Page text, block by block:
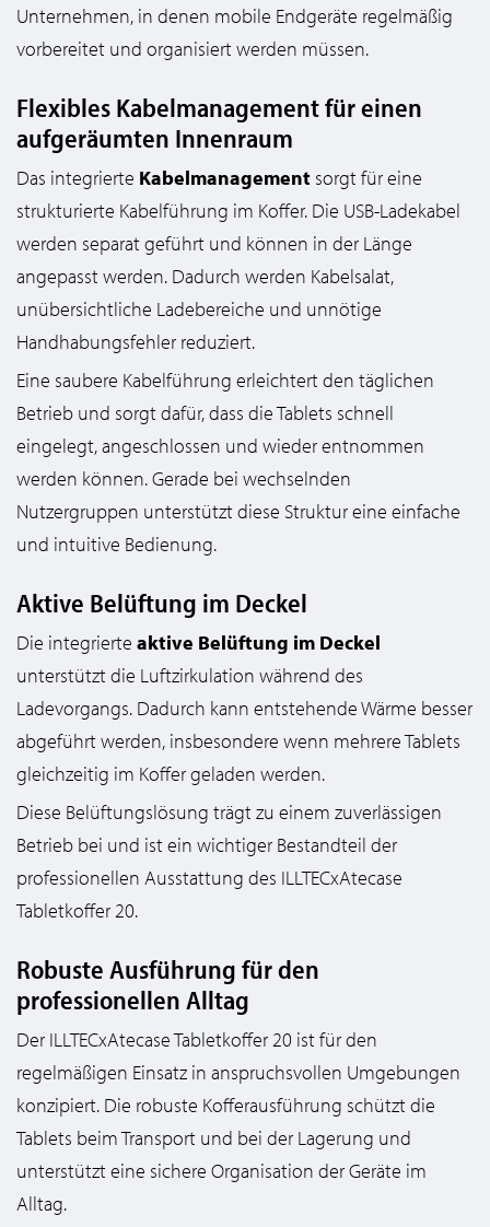
Unternehmen, in denen mobile Endgeräte regelmäßig
vorbereitet und organisiert werden müssen.
Flexibles Kabelmanagement für einen
aufgeräumten Innenraum
Das integrierte Kabelmanagement sorgt für eine
strukturierte Kabelführung im Koffer. Die USB-Ladekabel
werden separat geführt und können in der Länge
angepasst werden. Dadurch werden Kabelsalat,
unübersichtliche Ladebereiche und unnötige
Handhabungsfehler reduziert.
Eine saubere Kabelführung erleichtert den täglichen
Betrieb und sorgt dafür, dass die Tablets schnell
eingelegt, angeschlossen und wieder entnommen
werden können. Gerade bei wechselnden
Nutzergruppen unterstützt diese Struktur eine einfache
und intuitive Bedienung.
Aktive Belüftung im Deckel
Die integrierte aktive Belüftung im Deckel
unterstützt die Luftzirkulation während des
Ladevorgangs. Dadurch kann entstehende Wärme besser
abgeführt werden, insbesondere wenn mehrere Tablets
gleichzeitig im Koffer geladen werden.
Diese Belüftungslösung trägt zu einem zuverlässigen
Betrieb bei und ist ein wichtiger Bestandteil der
professionellen Ausstattung des ILLTECxAtecase
Tabletkoffer 20.
Robuste Ausführung für den
professionellen Alltag
Der ILLTECxAtecase Tabletkoffer 20 ist für den
regelmäßigen Einsatz in anspruchsvollen Umgebungen
konzipiert. Die robuste Kofferausführung schützt die
Tablets beim Transport und bei der Lagerung und
unterstützt eine sichere Organisation der Geräte im
Alltag.